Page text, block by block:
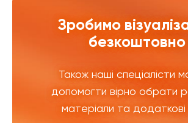
Зробимо
безкоштовно
Також наші спеціалісти
допомогти вірно обрати
матеріали та додаткові